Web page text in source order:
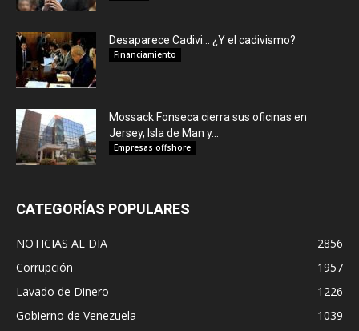
Desaparece Cadivi… ¿Y el cadivismo?
Financiamiento
Mossack Fonseca cierra sus oficinas en
Jersey, Isla de Man y...
Empresas offshore
CATEGORÍAS POPULARES
NOTICIAS AL DIA
2856
Corrupción
1957
Lavado de Dinero
1226
Gobierno de Venezuela
1039